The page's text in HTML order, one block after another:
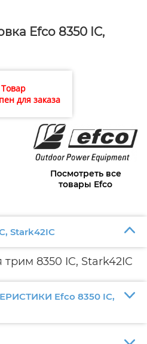
Efco 8350 IC,
Товар
для заказа
Посмотреть все
товары Efco
Stark42IC
трим 8350 IC, Stark42IC
Efco 8350 IC,